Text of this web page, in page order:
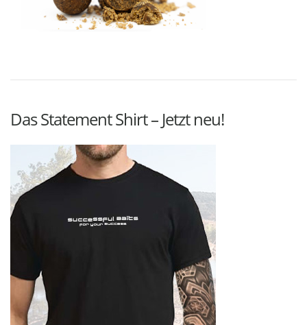
Das Statement Shirt – Jetzt neu!